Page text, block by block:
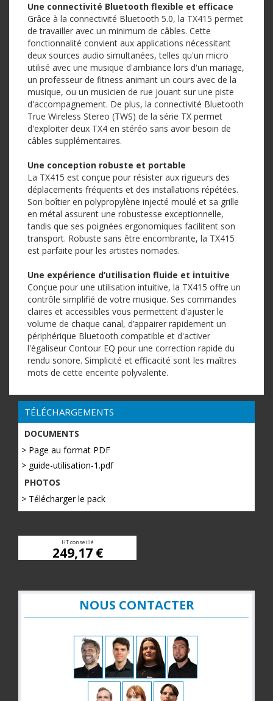
Une connectivité Bluetooth flexible et efficace
Grâce à la connectivité Bluetooth 5.0, la TX415 permet
de travailler avec un minimum de câbles. Cette
fonctionnalité convient aux applications nécessitant
deux sources audio simultanées, telles qu'un micro
utilisé avec une musique d'ambiance lors d'un mariage,
un professeur de fitness animant un cours avec de la
musique, ou un musicien de rue jouant sur une piste
d'accompagnement. De plus, la connectivité Bluetooth
True Wireless Stereo (TWS) de la série TX permet
d'exploiter deux TX4 en stéréo sans avoir besoin de
câbles supplémentaires.
Une conception robuste et portable
La TX415 est conçue pour résister aux rigueurs des
déplacements fréquents et des installations répétées.
Son boîtier en polypropylène injecté moulé et sa grille
en métal assurent une robustesse exceptionnelle,
tandis que ses poignées ergonomiques facilitent son
transport. Robuste sans être encombrante, la TX415
est parfaite pour les artistes nomades.
Une expérience d’utilisation fluide et intuitive
Conçue pour une utilisation intuitive, la TX415 offre un
contrôle simplifié de votre musique. Ses commandes
claires et accessibles vous permettent d'ajuster le
volume de chaque canal, d’appairer rapidement un
périphérique Bluetooth compatible et d'activer
l'égaliseur Contour EQ pour une correction rapide du
rendu sonore. Simplicité et efficacité sont les maîtres
mots de cette enceinte polyvalente.
TÉLÉCHARGEMENTS
DOCUMENTS
> Page au format PDF
> guide-utilisation-1.pdf
PHOTOS
> Télécharger le pack
HT conseillé
249,17 €
NOUS CONTACTER